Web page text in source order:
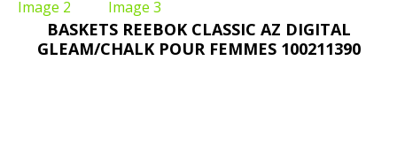
BASKETS REEBOK CLASSIC AZ DIGITAL
GLEAM/CHALK POUR FEMMES 100211390